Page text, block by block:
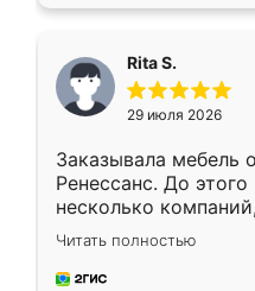
Rita S.
29 июля 2026
Заказывала мебель
Ренессанс. До
несколько
эту. Сначала
приехал замерщик,
и снял размеры.
Читать полностью